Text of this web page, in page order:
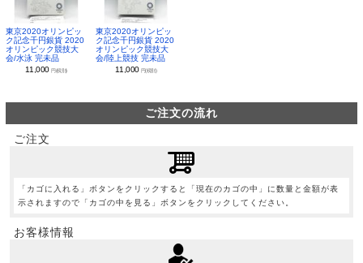
東京2020オリンピッ
ク記念千円銀貨 2020
オリンピック競技大
会/水泳 完未品
11,000円(税別)
東京2020オリンピッ
ク記念千円銀貨 2020
オリンピック競技大
会/陸上競技 完未品
11,000 円(税別)
ご注文の流れ
ご注文
「カゴに入れる」ボタンをクリックすると「現在のカゴの中」に数量と金額が表
示されますので「カゴの中を見る」ボタンをクリックしてください。
お客様情報